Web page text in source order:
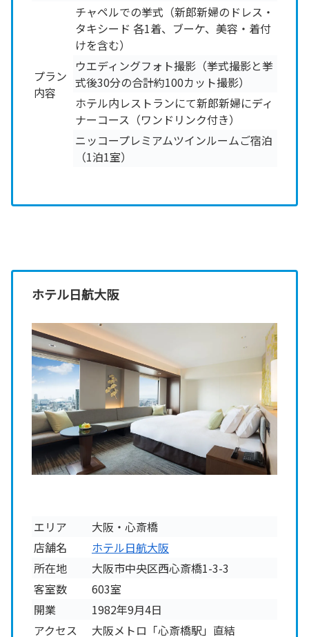
プラン
内容
チャペルでの挙式（新郎新婦のドレス・
タキシード 各1着、ブーケ、美容・着付
けを含む）
ウエディングフォト撮影（挙式撮影と挙
式後30分の合計約100カット撮影）
ホテル内レストランにて新郎新婦にディ
ナーコース（ワンドリンク付き）
ニッコープレミアムツインルームご宿泊
（1泊1室）
ホテル日航大阪
エリア
大阪・心斎橋
店舗名
ホテル日航大阪
所在地
大阪市中央区西心斎橋1-3-3
客室数
603室
開業
1982年9月4日
アクセス
大阪メトロ「心斎橋駅」直結